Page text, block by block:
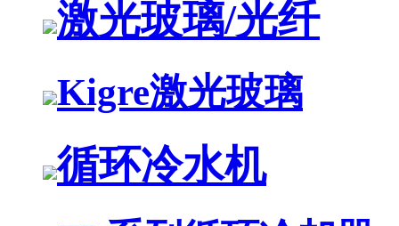
激光玻璃/光纤
Kigre激光玻璃
循环冷水机